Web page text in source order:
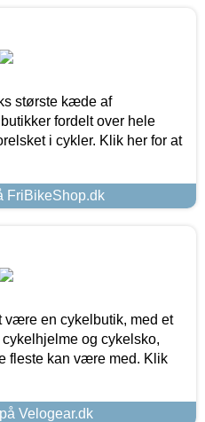
største kæde af
fordelt over hele
i cykler. Klik her for at
FriBikeShop.dk
være en cykelbutik, med et
og cykelsko,
fleste kan være med. Klik
Velogear.dk